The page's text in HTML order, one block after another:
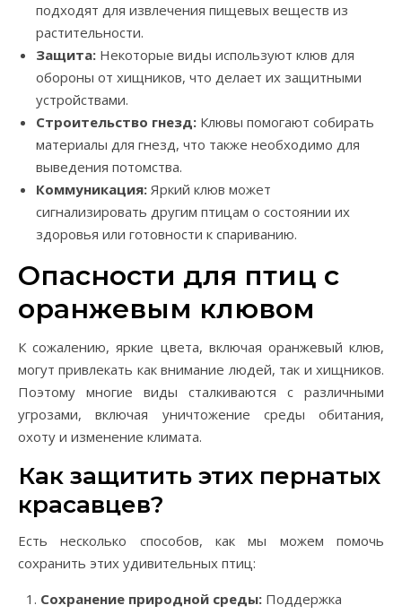
подходят для извлечения пищевых веществ из
растительности.
Защита: Некоторые виды используют клюв для
обороны от хищников, что делает их защитными
устройствами.
Строительство гнезд: Клювы помогают собирать
материалы для гнезд, что также необходимо для
выведения потомства.
Коммуникация: Яркий клюв может
сигнализировать другим птицам о состоянии их
здоровья или готовности к спариванию.
Опасности для птиц с
оранжевым клювом
К сожалению, яркие цвета, включая оранжевый клюв,
могут привлекать как внимание людей, так и хищников.
Поэтому многие виды сталкиваются с различными
угрозами, включая уничтожение среды обитания,
охоту и изменение климата.
Как защитить этих пернатых
красавцев?
Есть несколько способов, как мы можем помочь
сохранить этих удивительных птиц:
Сохранение природной среды: Поддержка